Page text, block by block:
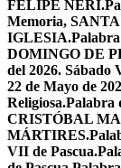
FELIPE NERI.
Memoria,
IGLESIA.
DOMINGO DE
del 2026. Sábado
22 de Mayo de
Religiosa.Palabra
CRISTÓBAL
MÁRTIRES.
VII de Pascua.